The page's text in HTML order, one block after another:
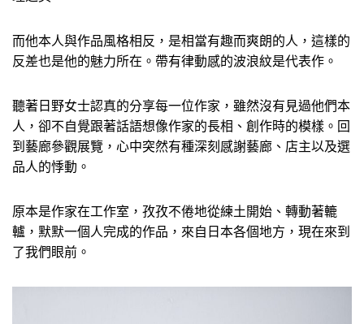
而他本人與作品風格相反，是相當有趣而爽朗的人，這樣的
反差也是他的魅力所在。帶有律動感的波浪紋是代表作。
聽著日野女士認真的分享每一位作家，雖然沒有見過他們本
人，卻不自覺跟著話語想像作家的長相、創作時的模樣。回
到藝廊參觀展覽，心中突然有種深刻感謝藝廊、店主以及選
品人的悸動。
原本是作家在工作室，孜孜不倦地從練土開始、轉動著轆
轤，默默一個人完成的作品，來自日本各個地方，現在來到
了我們眼前。